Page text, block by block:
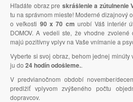
Hľadáte obraz pre skrášlenie a zútulnenie
tu na správnom mieste! Moderné dizajnový
o veľkosti 90 x 70 cm urobí Váš interiér
DOMOV. A vedeli ste, že vhodne
majú pozitívny vplyv na Vaše vnímanie a
Vyberte si svoj obraz, behom jednej minúty
ju do 24 hodín odošleme..
V predvianočnom období november/
predlžiť vplyvom zvýšeného počtu
dopravcov.